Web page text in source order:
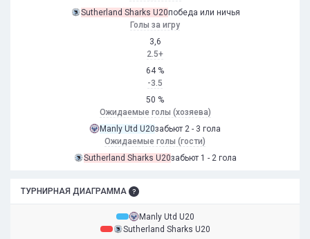
Sutherland Sharks U20победа или ничья
Голы за игру
3,6
2.5+
64 %
-3.5
50 %
Ожидаемые голы (хозяева)
Manly Utd U20забьют 2 - 3 гола
Ожидаемые голы (гости)
Sutherland Sharks U20забьют 1 - 2 гола
ТУРНИРНАЯ ДИАГРАММА
Manly Utd U20
Sutherland Sharks U20